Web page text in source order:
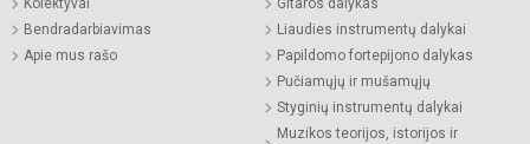
Kolektyvai
Bendradarbiavimas
Apie mus rašo
Gitaros dalykas
Liaudies instrumentų dalykai
Papildomo fortepijono dalykas
Pučiamųjų ir mušamųjų
Styginių instrumentų dalykai
Muzikos teorijos, istorijos ir